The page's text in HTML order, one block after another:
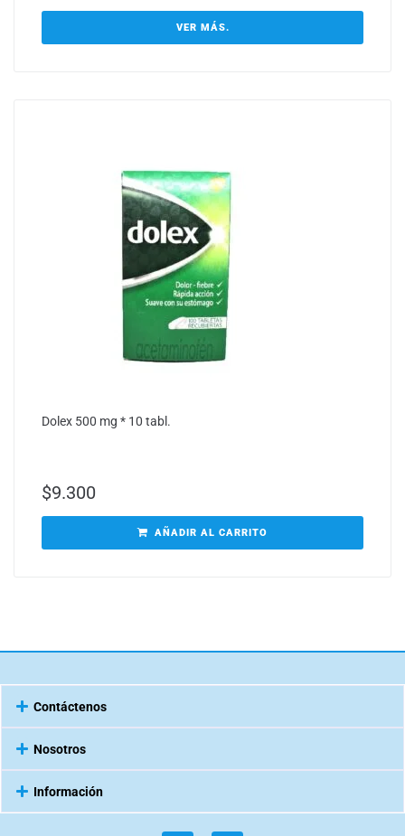
VER MÁS.
Dolex 500 mg * 10 tabl.
$9.300
AÑADIR AL CARRITO
Contáctenos
Nosotros
Información